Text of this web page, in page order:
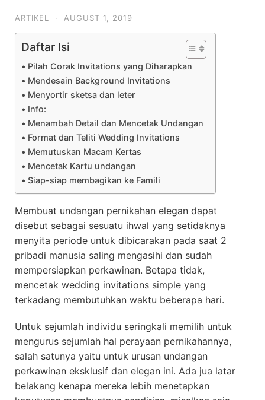
ARTIKEL · AUGUST 1, 2019
Daftar Isi
Pilah Corak Invitations yang Diharapkan
Mendesain Background Invitations
Menyortir sketsa dan leter
Info:
Menambah Detail dan Mencetak Undangan
Format dan Teliti Wedding Invitations
Memutuskan Macam Kertas
Mencetak Kartu undangan
Siap-siap membagikan ke Famili
Membuat undangan pernikahan elegan dapat
disebut sebagai sesuatu ihwal yang setidaknya
menyita periode untuk dibicarakan pada saat 2
pribadi manusia saling mengasihi dan sudah
mempersiapkan perkawinan. Betapa tidak,
mencetak wedding invitations simple yang
terkadang membutuhkan waktu beberapa hari.
Untuk sejumlah individu seringkali memilih untuk
mengurus sejumlah hal perayaan pernikahannya,
salah satunya yaitu untuk urusan undangan
perkawinan eksklusif dan elegan ini. Ada jua latar
belakang kenapa mereka lebih menetapkan